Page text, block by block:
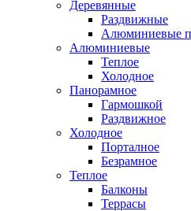
Деревянные
Раздвижные
Алюминиевые
Алюминиевые
Теплое
Холодное
Панорамное
Гармошкой
Раздвижное
Холодное
Порталное
Безрамное
Теплое
Балконы
Террасы